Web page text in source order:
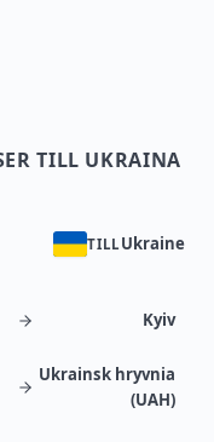
TILL UKRAINA
TILL Ukraine
Kyiv
Ukrainsk hryvnia
(UAH)